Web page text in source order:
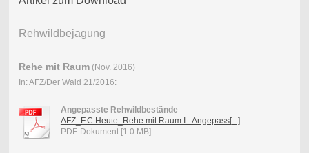
Rehwildbejagung
Rehe mit Raum (Nov. 2016)
In: AFZ/Der Wald 21/2016:
Angepasste Rehwildbestände
AFZ_F.C.Heute_Rehe mit Raum I - Angepass[...]
PDF-Dokument [1.0 MB]